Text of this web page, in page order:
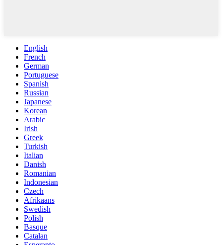
English
French
German
Portuguese
Spanish
Russian
Japanese
Korean
Arabic
Irish
Greek
Turkish
Italian
Danish
Romanian
Indonesian
Czech
Afrikaans
Swedish
Polish
Basque
Catalan